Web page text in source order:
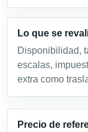
Lo que se
Disponibilidad,
escalas,
extra como
Precio de